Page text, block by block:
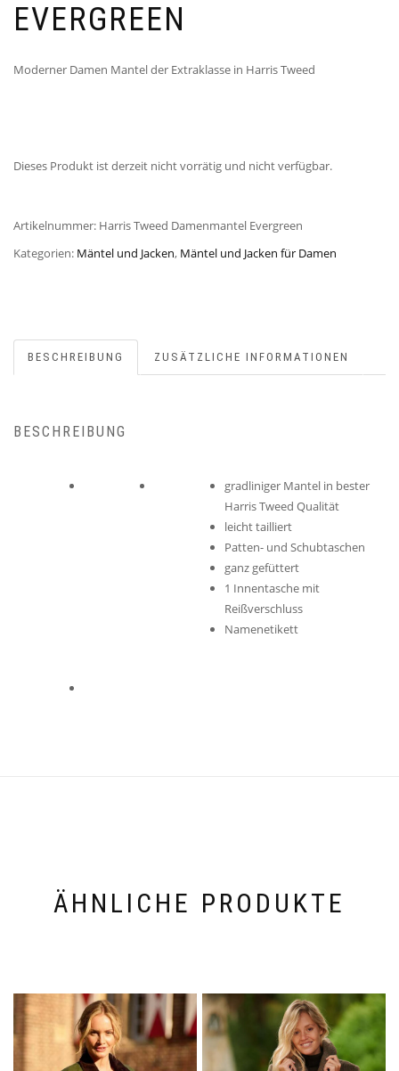
EVERGREEN
Moderner Damen Mantel der Extraklasse in Harris Tweed
Dieses Produkt ist derzeit nicht vorrätig und nicht verfügbar.
Artikelnummer: Harris Tweed Damenmantel Evergreen
Kategorien: Mäntel und Jacken, Mäntel und Jacken für Damen
BESCHREIBUNG ZUSÄTZLICHE INFORMATIONEN
BESCHREIBUNG
gradliniger Mantel in bester
Harris Tweed Qualität
leicht tailliert
Patten- und Schubtaschen
ganz gefüttert
1 Innentasche mit
Reißverschluss
Namenetikett
ÄHNLICHE PRODUKTE